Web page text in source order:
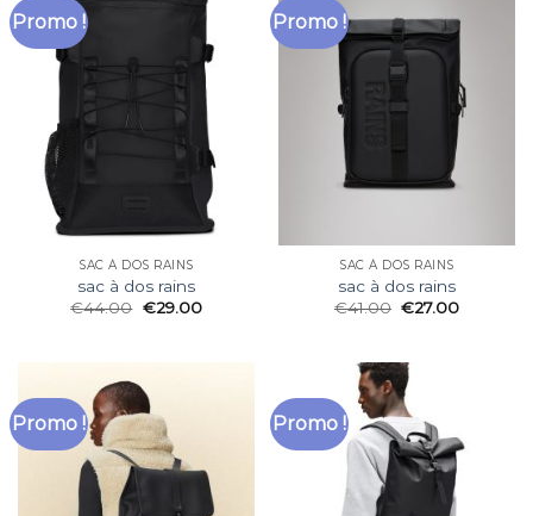
Promo !
SAC À DOS RAINS
sac à dos rains
€44.00 €29.00
Promo !
SAC À DOS RAINS
sac à dos rains
€41.00 €27.00
Promo ! Promo !